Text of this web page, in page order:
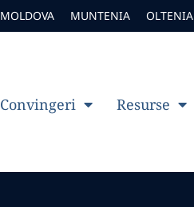
MOLDOVA MUNTENIA OLTENIA
Convingeri Resurse